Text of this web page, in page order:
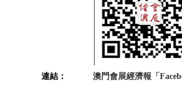
連結： 澳門會展經濟報「